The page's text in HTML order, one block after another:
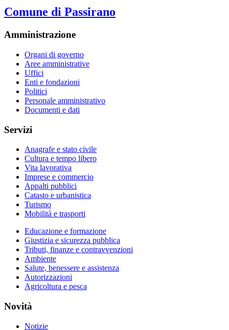
Comune di Passirano
Amministrazione
Organi di governo
Aree amministrative
Uffici
Enti e fondazioni
Politici
Personale amministrativo
Documenti e dati
Servizi
Anagrafe e stato civile
Cultura e tempo libero
Vita lavorativa
Imprese e commercio
Appalti pubblici
Catasto e urbanistica
Turismo
Mobilità e trasporti
Educazione e formazione
Giustizia e sicurezza pubblica
Tributi, finanze e contravvenzioni
Ambiente
Salute, benessere e assistenza
Autorizzazioni
Agricoltura e pesca
Novità
Notizie